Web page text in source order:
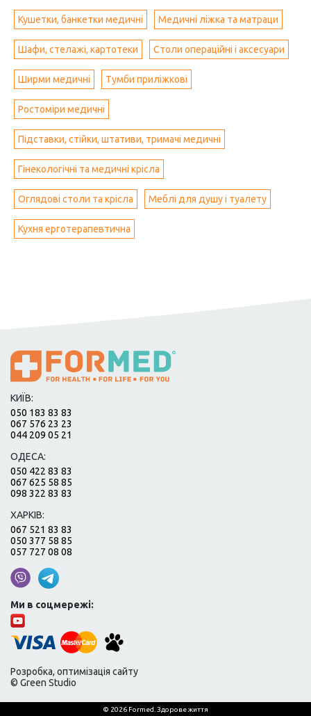
Кушетки, банкетки медичні Медичні ліжка та матраци
Шафи, стелажі, картотеки Столи операційні і аксесуари
Ширми медичні Тумби приліжкові
Ростоміри медичні
Підставки, стійки, штативи, тримачі медичні
Гінекологічні та медичні крісла
Оглядові столи та крісла Меблі для душу і туалету
Кухня ерготерапевтична
КИЇВ:
050 183 83 83
067 576 23 23
044 209 05 21
ОДЕСА:
050 422 83 83
067 625 58 85
098 322 83 83
ХАРКІВ:
067 521 83 83
050 377 58 85
057 727 08 08
Ми в соцмережі:
Розробка, оптимізація сайту
© Green Studio
© 2026 Formed. Здорове життя